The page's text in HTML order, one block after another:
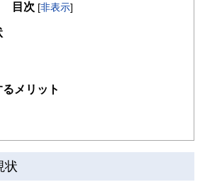
でも理解できるようわかりやすく発信していま
「お金や暮らし」に関する書籍・雑誌の編集経
れ、企画立案から記事掲載まですべての工程に
れる年金や税金、相続、保険、ローンなどの話
く発信している点です。
目次 [非表示]
メリット
状